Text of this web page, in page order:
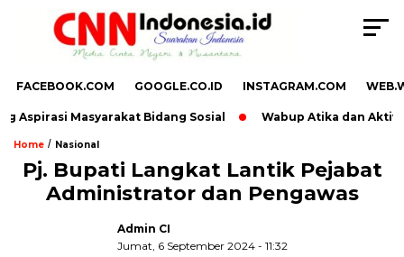
FACEBOOK.COM GOOGLE.CO.ID INSTAGRAM.COM
Masyarakat Bidang Sosial Wabup Atika dan Aktivis
Home / Nasional
Pj. Bupati Langkat Lantik Pejabat
Administrator dan Pengawas
Admin CI
Jumat, 6 September 2024 - 11:32